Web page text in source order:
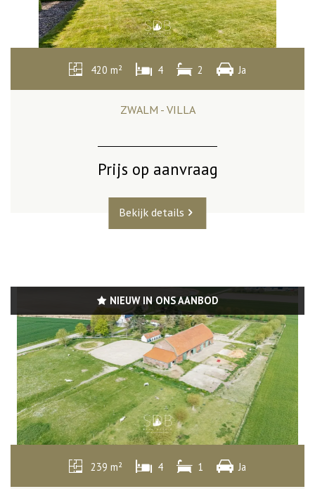
420 m² 4 2 Ja
ZWALM - VILLA
Prijs op aanvraag
Bekijk details
NIEUW IN ONS AANBOD
239 m² 4 1 Ja